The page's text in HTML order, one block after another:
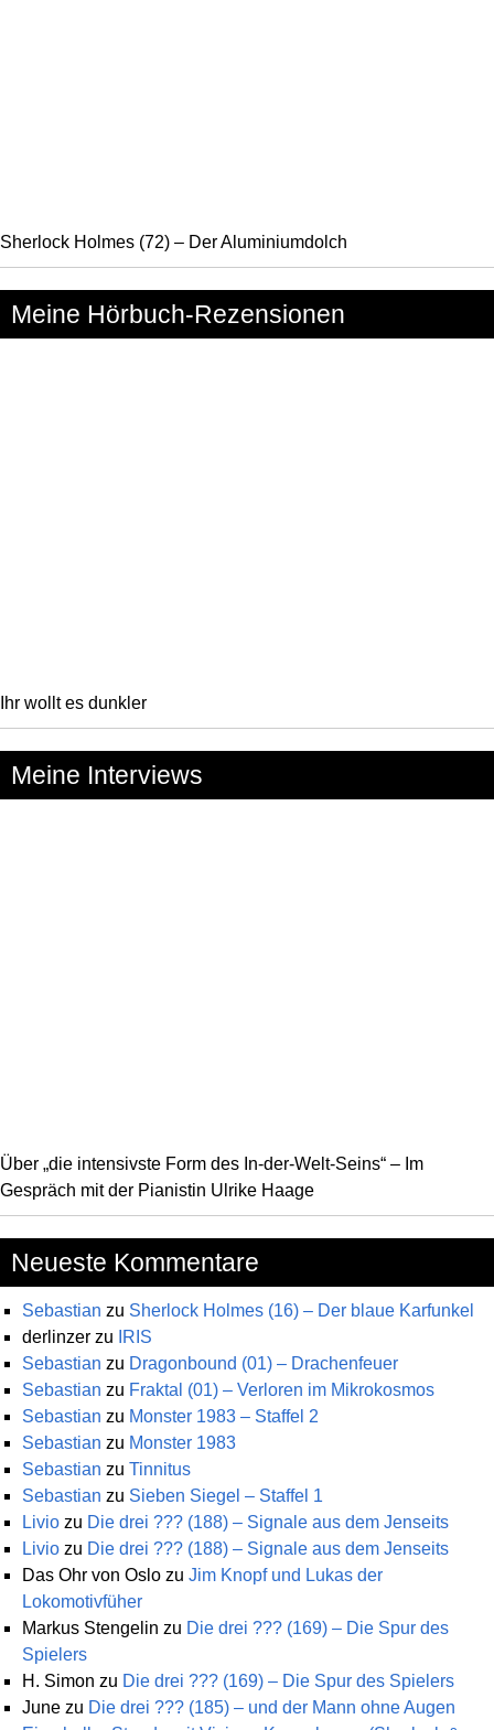
Sherlock Holmes (72) – Der Aluminiumdolch
Meine Hörbuch-Rezensionen
Ihr wollt es dunkler
Meine Interviews
Über „die intensivste Form des In-der-Welt-Seins“ – Im
Gespräch mit der Pianistin Ulrike Haage
Neueste Kommentare
Sebastian zu Sherlock Holmes (16) – Der blaue Karfunkel
derlinzer zu
IRIS
Sebastian zu Dragonbound (01) – Drachenfeuer
Sebastian zu Fraktal (01) – Verloren im Mikrokosmos
Sebastian zu Monster 1983 – Staffel 2
Sebastian zu Monster 1983
Sebastian zu Tinnitus
Sebastian zu Sieben Siegel – Staffel 1
Livio zu Die drei ??? (188) – Signale aus dem Jenseits
Livio zu Die drei ??? (188) – Signale aus dem Jenseits
Das Ohr von Oslo zu Jim Knopf und Lukas der
Lokomotivfüher
Markus Stengelin zu Die drei ??? (169) – Die Spur des
Spielers
H. Simon zu Die drei ??? (169) – Die Spur des Spielers
June zu Die drei ??? (185) – und der Mann ohne Augen